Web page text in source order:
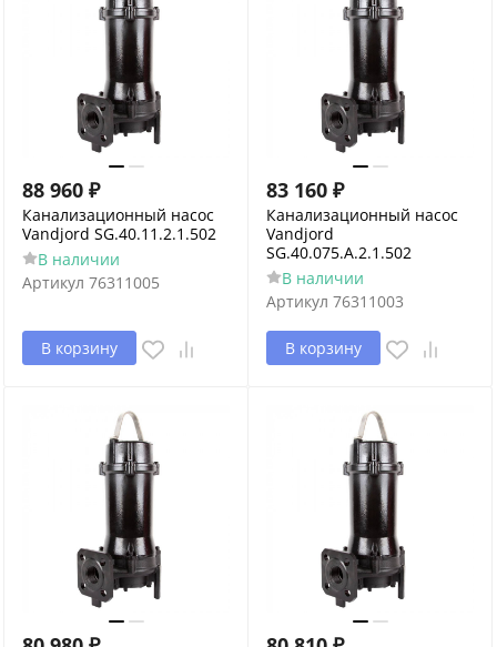
88 960 ₽
Канализационный насос
Vandjord SG.40.11.2.1.502
В наличии
Артикул 76311005
В корзину
83 160 ₽
Канализационный насос
Vandjord
SG.40.075.A.2.1.502
В наличии
Артикул 76311003
В корзину